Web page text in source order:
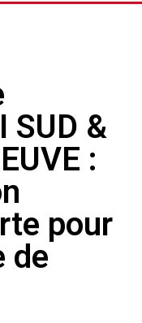
SUD &
:
pour
de